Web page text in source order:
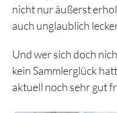
nicht nur äußerst
auch unglaublich
Und wer sich doch
kein Sammlerglück
aktuell noch sehr gut